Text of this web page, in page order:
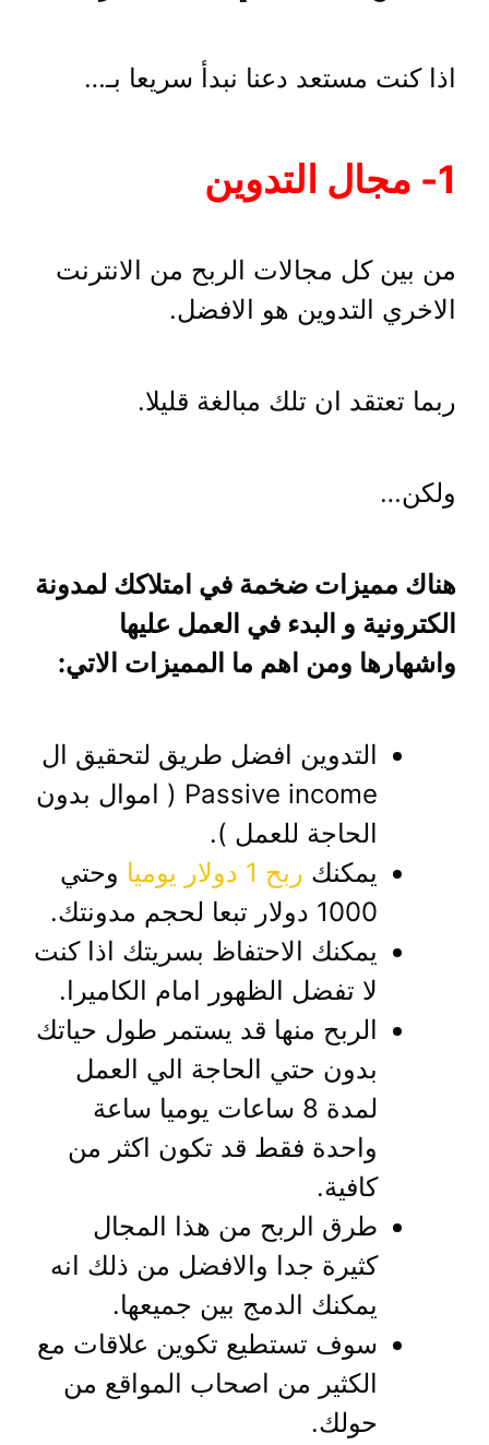
اذا كنت مستعد دعنا نبدأ سريعا بـ…
1- مجال التدوين
من بين كل مجالات الربح من الانترنت
الاخري التدوين هو الافضل.
ربما تعتقد ان تلك مبالغة قليلا.
ولكن…
هناك مميزات ضخمة في امتلاكك لمدونة
الكترونية و البدء في العمل عليها
واشهارها ومن اهم ما المميزات الاتي:
التدوين افضل طريق لتحقيق ال
Passive income ( اموال بدون
الحاجة للعمل ).
يمكنك ربح 1 دولار يوميا
وحتي
1000 دولار تبعا لحجم مدونتك.
يمكنك الاحتفاظ بسريتك اذا كنت
لا تفضل الظهور امام الكاميرا.
الربح منها قد يستمر طول حياتك
بدون حتي الحاجة الي العمل
لمدة 8 ساعات يوميا ساعة
واحدة فقط قد تكون اكثر من
كافية.
طرق الربح من هذا المجال
كثيرة جدا والافضل من ذلك انه
يمكنك الدمج بين جميعها.
سوف تستطيع تكوين علاقات مع
الكثير من اصحاب المواقع من
حولك.